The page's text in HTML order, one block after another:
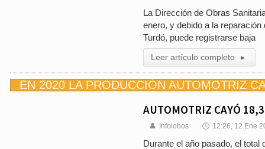
La Dirección de Obras
enero, y debido a la
Turdó, puede registrarse baja
Leer artículo completo ▸
AUTOMOTRIZ CAYÓ
👤 Infolobos 🕔 12:26, 12.Ene
Durante el año pasado, el